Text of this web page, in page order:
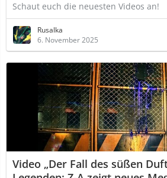
Schaut euch die neuesten Videos an!
Rusalka
6. November 2025
Video „Der Fall des süßen